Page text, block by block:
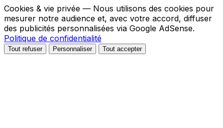
Cookies & vie privée — Nous utilisons des cookies pour
mesurer notre audience et, avec votre accord, diffuser
des publicités personnalisées via Google AdSense.
Politique de confidentialité
Tout refuser Personnaliser Tout accepter